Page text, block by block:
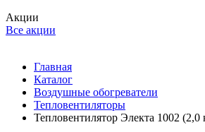
Акции
Все акции
Главная
Каталог
Воздушные обогреватели
Тепловентиляторы
Тепловентилятор Электа 1002 (2,0